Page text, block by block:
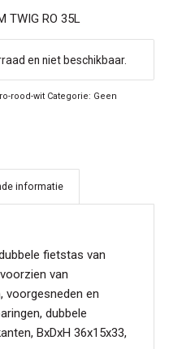
TWIG RO 35L
en niet beschikbaar.
rood-wit Categorie: Geen
informatie
fietstas van
van
voorgesneden en
dubbele
BxDxH 36x15x33,